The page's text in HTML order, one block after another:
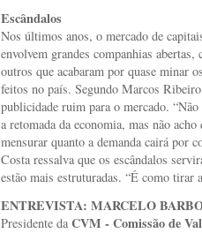
Escândalos
Nos últimos anos, o mercado de
envolvem grandes companhias
outros que acabaram por quase minar
feitos no país. Segundo Marcos
publicidade ruim para o mercado.
a retomada da economia, mas não
mensurar quanto a demanda cairá por
Costa ressalva que os escândalos
estão mais estruturadas. “É como tirar
ENTREVISTA: MARCELO
Presidente da CVM - Comissão de